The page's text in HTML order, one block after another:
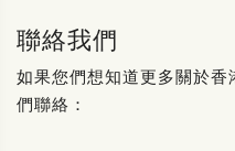
聯絡我們
如果您們想知道更多關於
們聯絡：